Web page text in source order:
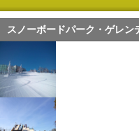
スノーボードパーク・ゲレン